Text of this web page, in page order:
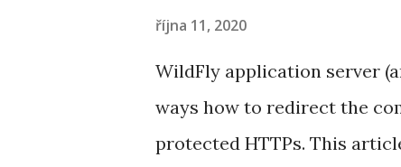
října 11, 2020
WildFly application server
ways how to redirect the
protected HTTPs. This